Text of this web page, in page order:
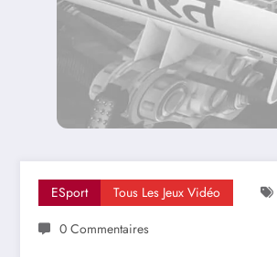
ESport Tous Les Jeux Vidéo
0 Commentaires